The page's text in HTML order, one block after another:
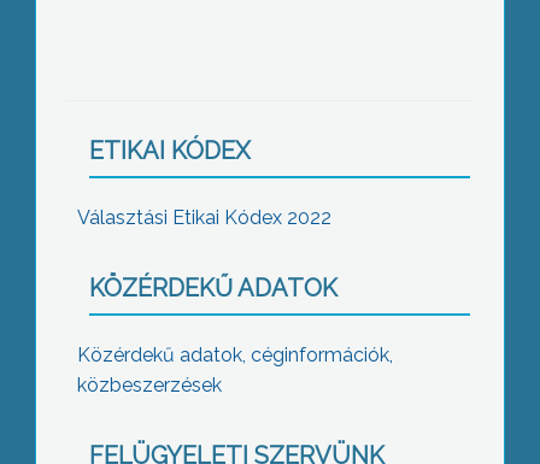
ETIKAI KÓDEX
Választási Etikai Kódex 2022
KÖZÉRDEKŰ ADATOK
Közérdekű adatok, céginformációk,
közbeszerzések
FELÜGYELETI SZERVÜNK